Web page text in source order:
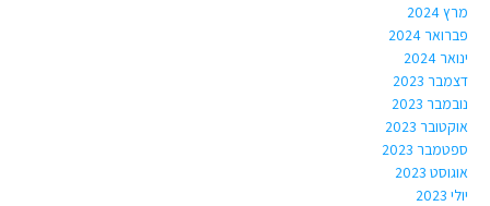
מרץ 2024
פברואר 2024
ינואר 2024
דצמבר 2023
נובמבר 2023
אוקטובר 2023
ספטמבר 2023
אוגוסט 2023
יולי 2023